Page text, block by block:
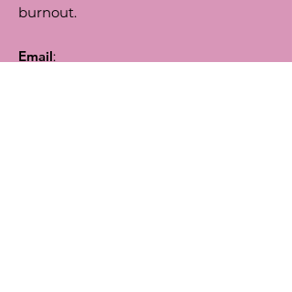
burnout.
Email: